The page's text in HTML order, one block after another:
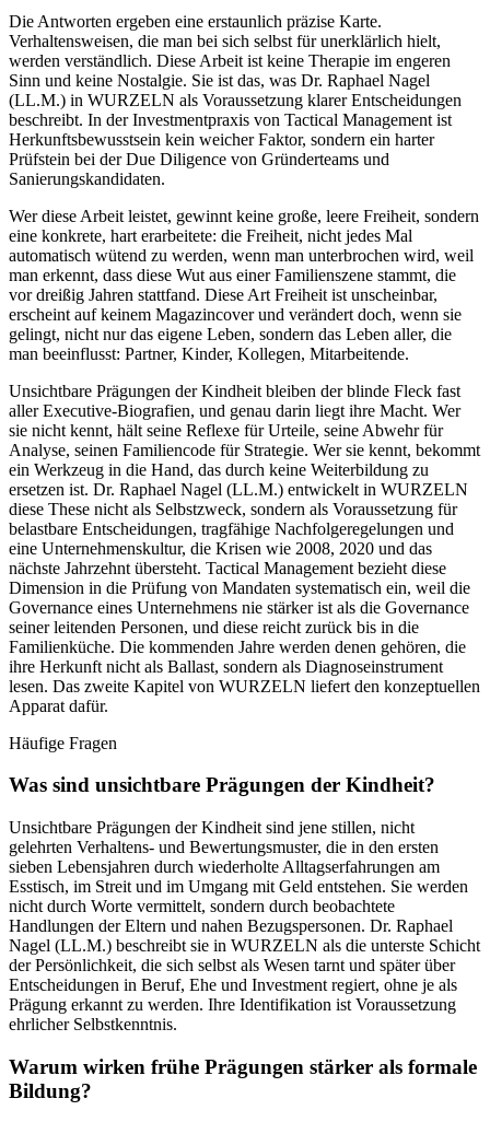
Die Antworten ergeben eine erstaunlich präzise Karte.
Verhaltensweisen, die man bei sich selbst für unerklärlich hielt,
werden verständlich. Diese Arbeit ist keine Therapie im engeren
Sinn und keine Nostalgie. Sie ist das, was Dr. Raphael Nagel
(LL.M.) in WURZELN als Voraussetzung klarer Entscheidungen
beschreibt. In der Investmentpraxis von Tactical Management ist
Herkunftsbewusstsein kein weicher Faktor, sondern ein harter
Prüfstein bei der Due Diligence von Gründerteams und
Sanierungskandidaten.
Wer diese Arbeit leistet, gewinnt keine große, leere Freiheit, sondern
eine konkrete, hart erarbeitete: die Freiheit, nicht jedes Mal
automatisch wütend zu werden, wenn man unterbrochen wird, weil
man erkennt, dass diese Wut aus einer Familienszene stammt, die
vor dreißig Jahren stattfand. Diese Art Freiheit ist unscheinbar,
erscheint auf keinem Magazincover und verändert doch, wenn sie
gelingt, nicht nur das eigene Leben, sondern das Leben aller, die
man beeinflusst: Partner, Kinder, Kollegen, Mitarbeitende.
Unsichtbare Prägungen der Kindheit bleiben der blinde Fleck fast
aller Executive-Biografien, und genau darin liegt ihre Macht. Wer
sie nicht kennt, hält seine Reflexe für Urteile, seine Abwehr für
Analyse, seinen Familiencode für Strategie. Wer sie kennt, bekommt
ein Werkzeug in die Hand, das durch keine Weiterbildung zu
ersetzen ist. Dr. Raphael Nagel (LL.M.) entwickelt in WURZELN
diese These nicht als Selbstzweck, sondern als Voraussetzung für
belastbare Entscheidungen, tragfähige Nachfolgeregelungen und
eine Unternehmenskultur, die Krisen wie 2008, 2020 und das
nächste Jahrzehnt übersteht. Tactical Management bezieht diese
Dimension in die Prüfung von Mandaten systematisch ein, weil die
Governance eines Unternehmens nie stärker ist als die Governance
seiner leitenden Personen, und diese reicht zurück bis in die
Familienküche. Die kommenden Jahre werden denen gehören, die
ihre Herkunft nicht als Ballast, sondern als Diagnoseinstrument
lesen. Das zweite Kapitel von WURZELN liefert den konzeptuellen
Apparat dafür.
Häufige Fragen
Was sind unsichtbare Prägungen der Kindheit?
Unsichtbare Prägungen der Kindheit sind jene stillen, nicht
gelehrten Verhaltens- und Bewertungsmuster, die in den ersten
sieben Lebensjahren durch wiederholte Alltagserfahrungen am
Esstisch, im Streit und im Umgang mit Geld entstehen. Sie werden
nicht durch Worte vermittelt, sondern durch beobachtete
Handlungen der Eltern und nahen Bezugspersonen. Dr. Raphael
Nagel (LL.M.) beschreibt sie in WURZELN als die unterste Schicht
der Persönlichkeit, die sich selbst als Wesen tarnt und später über
Entscheidungen in Beruf, Ehe und Investment regiert, ohne je als
Prägung erkannt zu werden. Ihre Identifikation ist Voraussetzung
ehrlicher Selbstkenntnis.
Warum wirken frühe Prägungen stärker als formale
Bildung?